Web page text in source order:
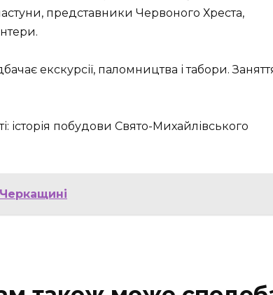
представники Червоного Хреста,
екскурсії, паломництва і табори.
історія побудови Свято-Михайлівського